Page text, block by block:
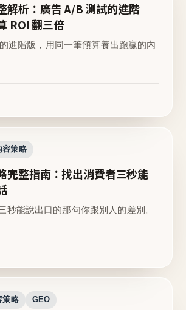
解析：廣告 A/B 測試的進階
ROI 翻三倍
進階版，用同一筆預算養出跑贏的內
容策略
完整指南：找出消費者三秒能
秒能說出口的那句你跟別人的差別。
策略 GEO